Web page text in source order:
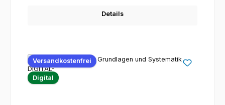
Details
Versandkostenfrei
Digital